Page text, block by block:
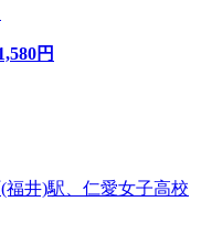
円
福井)駅、仁愛女子高校